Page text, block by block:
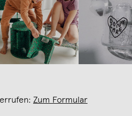
Zum Formular